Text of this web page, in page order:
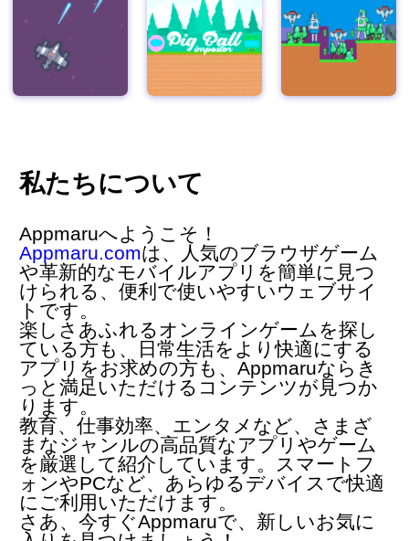
私たちについて
Appmaruへようこそ！
Appmaru.comは、人気のブラウザゲーム
や革新的なモバイルアプリ を簡単に見つ
けられる、便利で使いやすいウェブサイ
トです。
楽しさあふれるオンラインゲームを探し
ている方も、日常生活をより快適にする
アプリをお求めの方も、Appmaruならき
っと満足いただけるコンテンツが見つか
ります。
教育、仕事効率、エンタメなど、さまざ
まなジャンルの高品質なアプリやゲーム
を厳選して紹介しています。スマートフ
ォンやPCなど、あらゆるデバイスで快適
にご利用いただけます。
さあ、今すぐAppmaruで、新しいお気に